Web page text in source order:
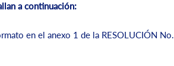
a continuación:
en el anexo 1 de la RESOLUCIÓN No.